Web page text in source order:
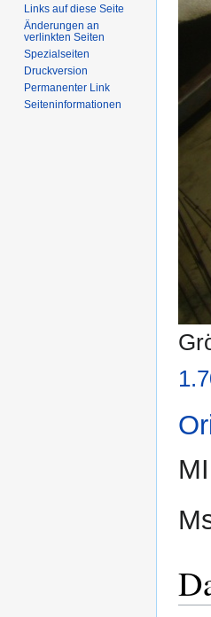
Links auf diese Seite
Änderungen an
verlinkten Seiten
Spezialseiten
Druckversion
Permanenter Link
Seiten­informationen